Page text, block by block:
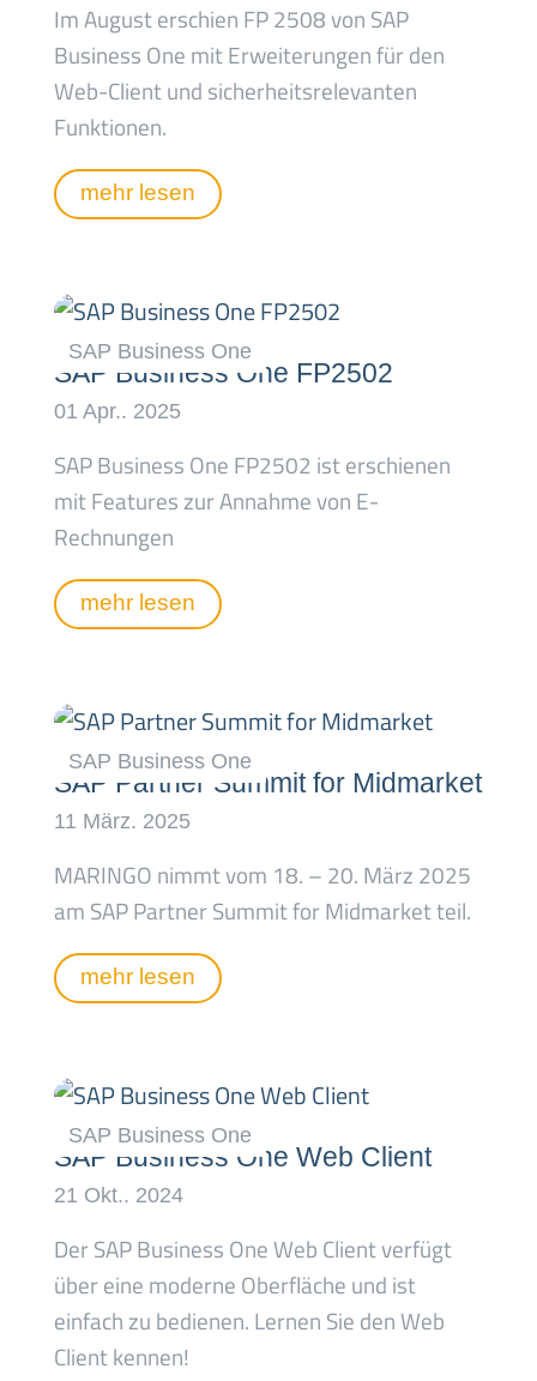
Im August erschien FP 2508 von SAP
Business One mit Erweiterungen für den
Web-Client und sicherheitsrelevanten
Funktionen.
mehr lesen
SAP Business One FP2502
SAP Business One FP2502 ist erschienen
mit Features zur Annahme von E-
Rechnungen
mehr lesen
SAP Partner Summit for Midmarket
MARINGO nimmt vom 18. – 20. März 2025
am SAP Partner Summit for Midmarket teil.
mehr lesen
SAP Business One Web Client
Der SAP Business One Web Client verfügt
über eine moderne Oberfläche und ist
einfach zu bedienen. Lernen Sie den Web
Client kennen!